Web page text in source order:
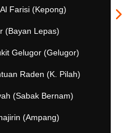
Farisi (Kepong)
(Bayan Lepas)
Gelugor (Gelugor)
Raden (K. Pilah)
(Sabak Bernam)
(Ampang)